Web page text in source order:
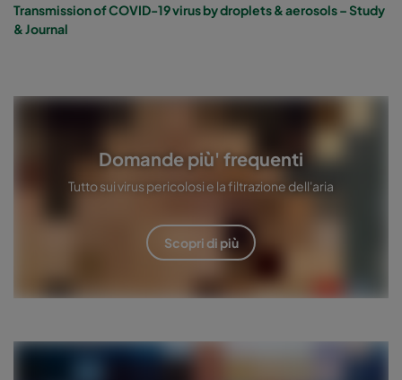
Transmission of COVID-19 virus by droplets & aerosols – Study
& Journal
Domande più' frequenti
Tutto sui virus pericolosi e la filtrazione dell'aria
Scopri di più